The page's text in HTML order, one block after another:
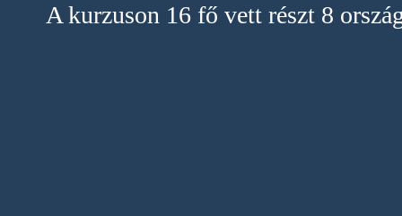
A kurzuson 16 fő vett részt 8